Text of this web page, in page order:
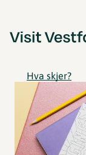
Hva skjer?